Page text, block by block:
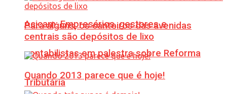
Acicam: Empresários, gestores e
contabilistas em palestra sobre Reforma
Tributária
Para alguns, os canteiros das avenidas
centrais são depósitos de lixo
Quando 2013 parece que é hoje!